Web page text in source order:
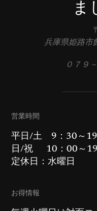
ま
兵庫県姫路市
０７９
営業時間
平日/土 9：30～
日/祝 10：00～
定休日：水曜日
お得情報